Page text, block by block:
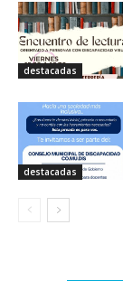
destacadas
destacadas